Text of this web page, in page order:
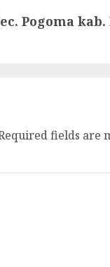
Pogoma
fields are